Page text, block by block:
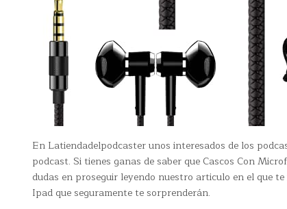
En Latiendadelpodcaster unos interesados de los
podcast. Si tienes ganas de saber que Cascos Con
dudas en proseguir leyendo nuestro articulo en el que
Ipad que seguramente te sorprenderán.